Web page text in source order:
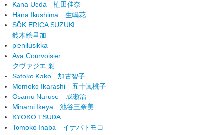
Kana Ueda 植田佳奈
Hana Ikushima 生嶋花
SŌK ERICA SUZUKI
鈴木絵里加
pienilusikka
Aya Courvoisier
クヴァジエ 彩
Satoko Kako 加古智子
Momoko Ikarashi 五十嵐桃子
Osamu Naruse 成瀬治
Minami Ikeya 池谷三奈美
KYOKO TSUDA
Tomoko Inaba イナバトモコ